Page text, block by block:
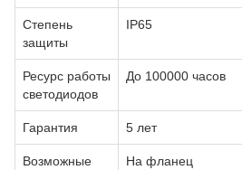
Степень
защиты
IP65
Ресурс работы
светодиодов
До 100000 часов
Гарантия 5 лет
Возможные
На фланец